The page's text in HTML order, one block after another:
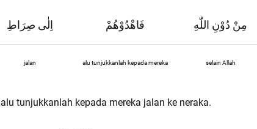
اِلٰى صِرَاطِ فَاهْدُوْهُمْ مِنْ دُوْنِ اللّٰهِ
jalan alu tunjukkanlah kepada mereka selain Allah
tunjukkanlah kepada mereka jalan ke neraka.